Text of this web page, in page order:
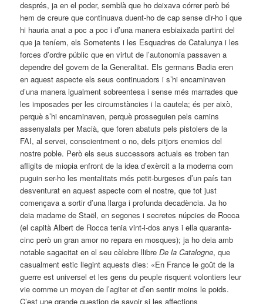
després, ja en el poder, semblà que ho deixava córrer però bé
hem de creure que continuava duent-ho de cap sense dir-ho i que
hi hauria anat a poc a poc i d’una manera esbiaixada partint del
que ja teníem, els Sometents i les Esquadres de Catalunya i les
forces d’ordre públic que en virtut de l’autonomia passaven a
dependre del govern de la Generalitat. Els germans Badia eren
en aquest aspecte els seus continuadors i s’hi encaminaven
d’una manera igualment sobreentesa i sense més marrades que
les imposades per les circumstàncies i la cautela; és per això,
perquè s’hi encaminaven, perquè prosseguien pels camins
assenyalats per Macià, que foren abatuts pels pistolers de la
FAI, al servei, conscientment o no, dels pitjors enemics del
nostre poble. Però els seus successors actuals es troben tan
afligits de miopia enfront de la idea d’exèrcit a la moderna com
puguin ser-ho les mentalitats més petit-burgeses d’un país tan
desventurat en aquest aspecte com el nostre, que tot just
començava a sortir d’una llarga i profunda decadència. Ja ho
deia madame de Staël, en segones i secretes núpcies de Rocca
(el capità Albert de Rocca tenia vint-i-dos anys i ella quaranta-
cinc però un gran amor no repara en mosques); ja ho deia amb
notable sagacitat en el seu cèlebre llibreDe la Catalogne, que
casualment estic llegint aquests dies: «En France le goût de la
guerre est universel et les gens du peuple risquent volontiers leur
vie comme un moyen de l’agiter et d’en sentir moins le poids.
C’est une grande question de savoir si les affections